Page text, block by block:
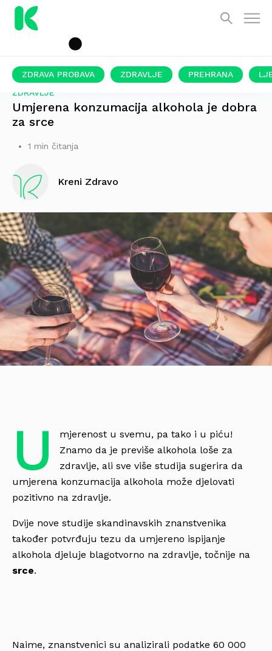
ZDRAVA PROBAVA ZDRAVLJE PREHRANA
ZDRAVLJE
Umjerena konzumacija alkohola je dobra
za srce
1 min čitanja
Kreni Zdravo
U
mjerenost u svemu, pa tako i u piću!
Znamo da je previše alkohola loše za
zdravlje, ali sve više studija sugerira da
umjerena konzumacija alkohola može djelovati
pozitivno na zdravlje.
Dvije nove studije skandinavskih znanstvenika
također potvrđuju tezu da umjereno ispijanje
alkohola djeluje blagotvorno na zdravlje, točnije na
srce.
Naime, znanstvenici su analizirali podatke 60 000